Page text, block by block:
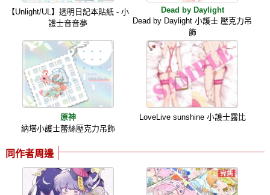
【Unlight/UL】透明日記本貼紙 - 小
護士音音夢
Dead by Daylight
Dead by Daylight 小護士 壓克力吊
飾
原神
納塔小護士蕾絲壓克力吊飾
LoveLive sunshine 小護士露比
同作者周邊